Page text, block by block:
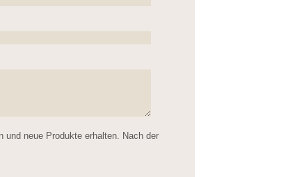
und neue Produkte erhalten. Nach der